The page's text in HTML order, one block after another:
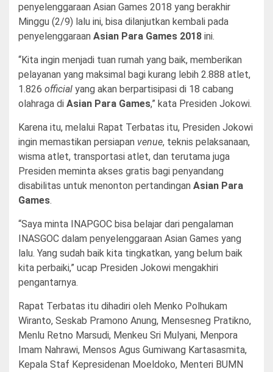
penyelenggaraan Asian Games 2018 yang berakhir
Minggu (2/9) lalu ini, bisa dilanjutkan kembali pada
penyelenggaraan Asian Para Games 2018 ini.
“Kita ingin menjadi tuan rumah yang baik, memberikan
pelayanan yang maksimal bagi kurang lebih 2.888 atlet,
1.826 official yang akan berpartisipasi di 18 cabang
olahraga di Asian Para Games,” kata Presiden Jokowi.
Karena itu, melalui Rapat Terbatas itu, Presiden Jokowi
ingin memastikan persiapan venue, teknis pelaksanaan,
wisma atlet, transportasi atlet, dan terutama juga
Presiden meminta akses gratis bagi penyandang
disabilitas untuk menonton pertandingan Asian Para
Games.
“Saya minta INAPGOC bisa belajar dari pengalaman
INASGOC dalam penyelenggaraan Asian Games yang
lalu. Yang sudah baik kita tingkatkan, yang belum baik
kita perbaiki,” ucap Presiden Jokowi mengakhiri
pengantarnya.
Rapat Terbatas itu dihadiri oleh Menko Polhukam
Wiranto, Seskab Pramono Anung, Mensesneg Pratikno,
Menlu Retno Marsudi, Menkeu Sri Mulyani, Menpora
Imam Nahrawi, Mensos Agus Gumiwang Kartasasmita,
Kepala Staf Kepresidenan Moeldoko, Menteri BUMN